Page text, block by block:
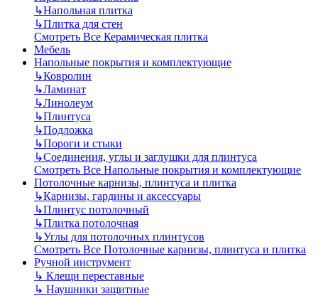
↳Напольная плитка
↳Плитка для стен
Смотреть Все Керамическая плитка
Мебель
Напольные покрытия и комплектующие
↳Ковролин
↳Ламинат
↳Линолеум
↳Плинтуса
↳Подложка
↳Пороги и стыки
↳Соединения, углы и заглушки для плинтуса
Смотреть Все Напольные покрытия и комплектующие
Потолочные карнизы, плинтуса и плитка
↳Карнизы, гардины и аксессуары
↳Плинтус потолочный
↳Плитка потолочная
↳Углы для потолочных плинтусов
Смотреть Все Потолочные карнизы, плинтуса и плитка
Ручной инструмент
↳ Клещи переставные
↳ Наушники защитные